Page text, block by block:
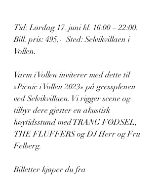
Tid: Lørdag 17. juni kl. 16:00 – 22:00.
Bill. pris: 495,-  Sted: Selvikvillaen i
Vollen.
Varm i Vollen inviterer med dette til
»Picnic i Vollen 2023» på gressplenen
ved Selvikvillaen. Vi rigger scene og
tilbyr dere gjester en akustisk
høytidsstund med TRANG FØDSEL,
THE FLUFFERS og DJ Herr og Fru
Felberg.
Billetter kjøper du fra